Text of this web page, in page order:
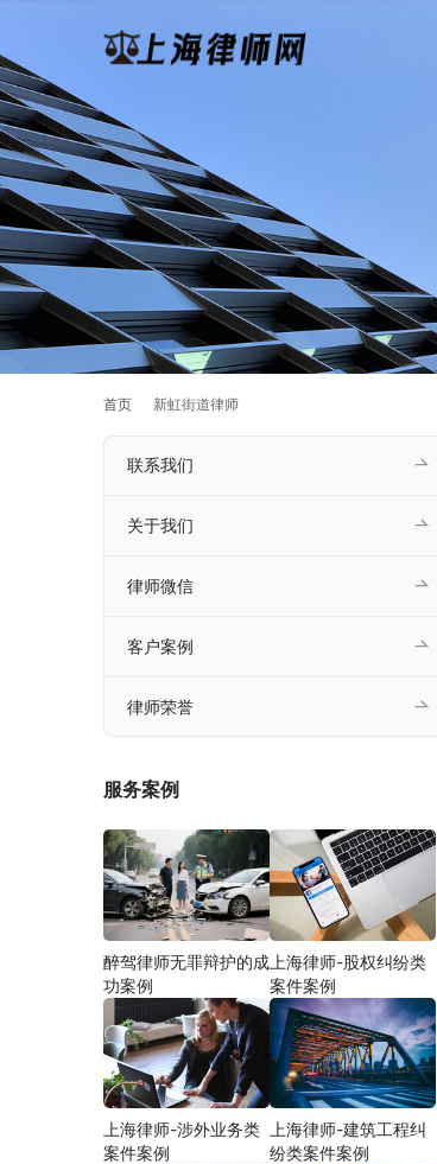
首页 新虹街道律师
联系我们
关于我们
律师微信
客户案例
律师荣誉
服务案例
醉驾律师无罪辩护的成
功案例
上海律师-股权纠纷类
案件案例
上海律师-涉外业务类
案件案例
上海律师-建筑工程纠
纷类案件案例